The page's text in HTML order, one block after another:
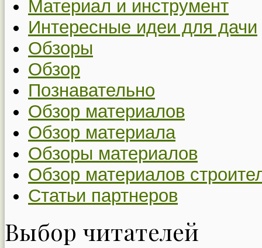
Материал и инструмент
Интересные идеи для дачи
Обзоры
Обзор
Познавательно
Обзор материалов
Обзор материала
Обзоры материалов
Обзор материалов
Статьи партнеров
Выбор читателей